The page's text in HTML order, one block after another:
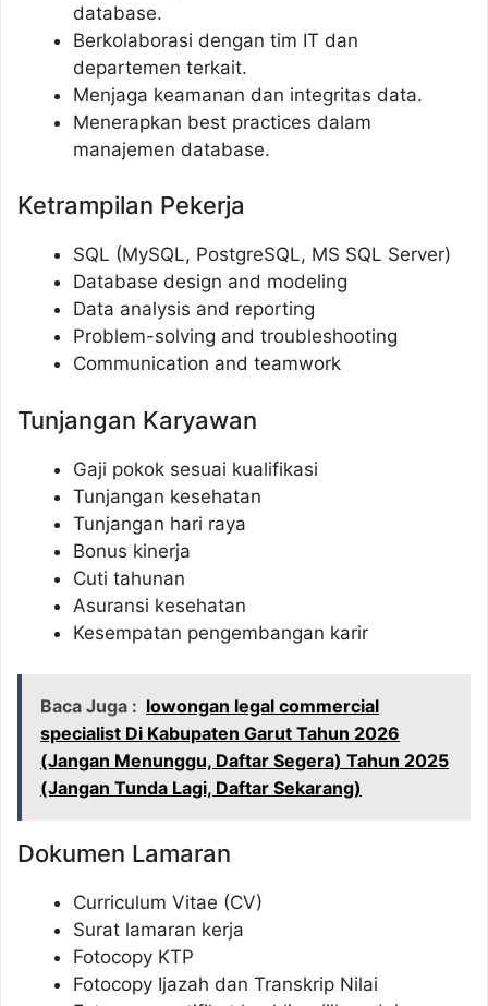
database.
Berkolaborasi dengan tim IT dan
departemen terkait.
Menjaga keamanan dan integritas data.
Menerapkan best practices dalam
manajemen database.
Ketrampilan Pekerja
SQL (MySQL, PostgreSQL, MS SQL Server)
Database design and modeling
Data analysis and reporting
Problem-solving and troubleshooting
Communication and teamwork
Tunjangan Karyawan
Gaji pokok sesuai kualifikasi
Tunjangan kesehatan
Tunjangan hari raya
Bonus kinerja
Cuti tahunan
Asuransi kesehatan
Kesempatan pengembangan karir
Baca Juga : lowongan legal commercial
specialist Di Kabupaten Garut Tahun 2026
(Jangan Menunggu, Daftar Segera) Tahun 2025
(Jangan Tunda Lagi, Daftar Sekarang)
Dokumen Lamaran
Curriculum Vitae (CV)
Surat lamaran kerja
Fotocopy KTP
Fotocopy Ijazah dan Transkrip Nilai